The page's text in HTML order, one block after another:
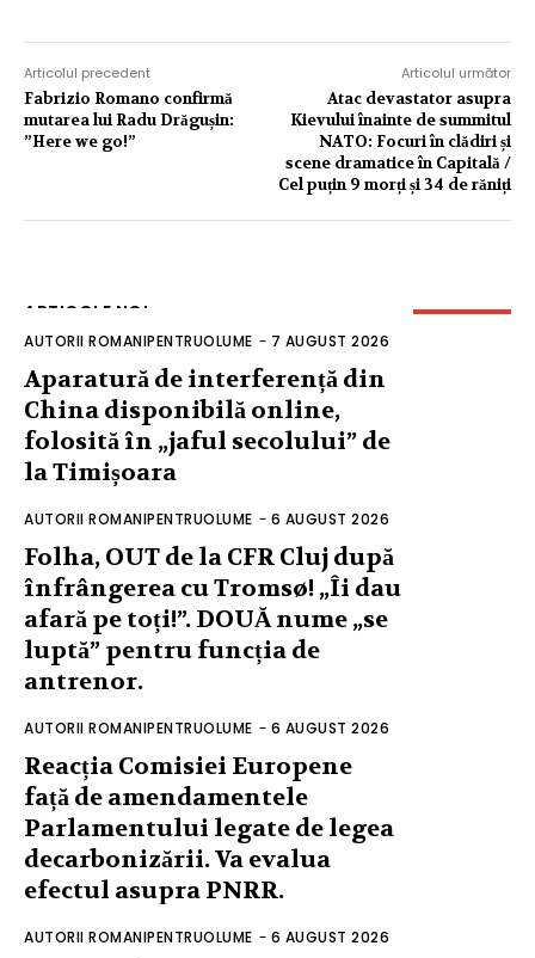
Articolul precedent
Fabrizio Romano confirmă
mutarea lui Radu Drăgușin:
”Here we go!”
Articolul următor
Atac devastator asupra
Kievului înainte de summitul
NATO: Focuri în clădiri și
scene dramatice în Capitală /
Cel puțin 9 morți și 34 de răniți
ARTICOLE NOI
AUTORII ROMANIPENTRUOLUME - 7 AUGUST 2026
Aparatură de interferență din
China disponibilă online,
folosită în „jaful secolului” de
la Timișoara
AUTORII ROMANIPENTRUOLUME - 6 AUGUST 2026
Folha, OUT de la CFR Cluj după
înfrângerea cu Tromsø! „Îi dau
afară pe toți!”. DOUĂ nume „se
luptă” pentru funcția de
antrenor.
AUTORII ROMANIPENTRUOLUME - 6 AUGUST 2026
Reacția Comisiei Europene
față de amendamentele
Parlamentului legate de legea
decarbonizării. Va evalua
efectul asupra PNRR.
AUTORII ROMANIPENTRUOLUME - 6 AUGUST 2026